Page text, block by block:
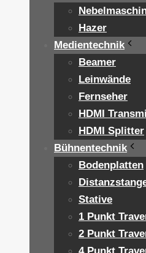
Hazer
Medientechnik
Beamer
Leinwände
Fernseher
HDMI
HDMI Splitter
Bühnentechnik
Bodenplatten
Stative
1 Punkt
2 Punkt